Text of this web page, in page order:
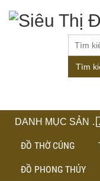
Tìm
DANH MỤC SẢN PHẨM
ĐỒ THỜ CÚNG
ĐỒ PHONG THỦY